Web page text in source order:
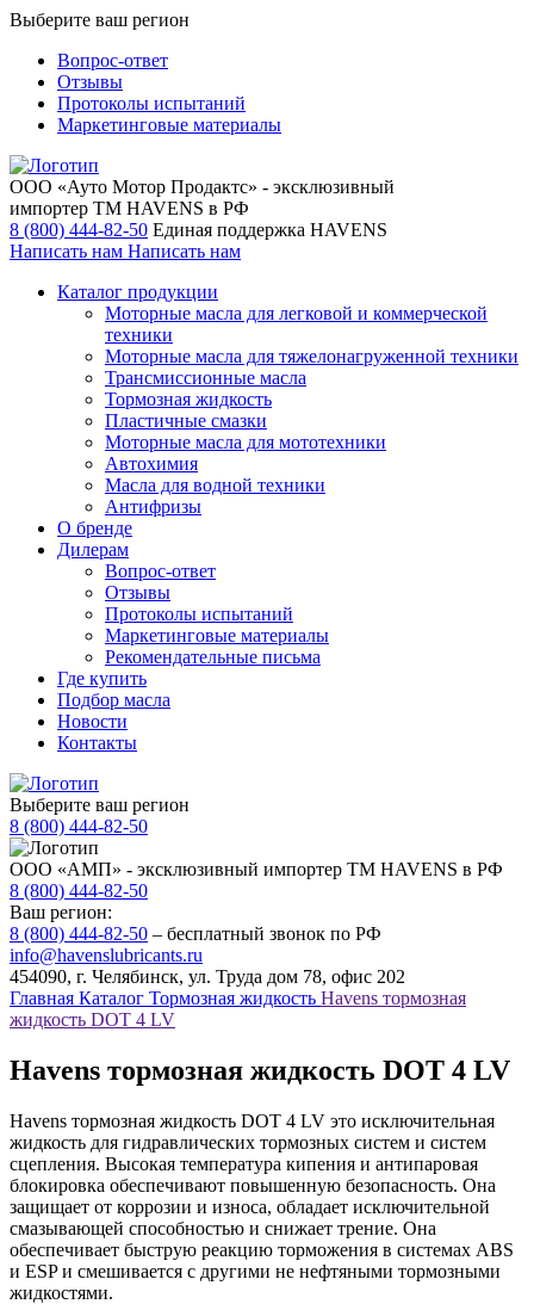
Выберите ваш регион
Вопрос-ответ
Отзывы
Протоколы испытаний
Маркетинговые материалы
ООО «Ауто Мотор Продактс» - эксклюзивный
импортер ТМ HAVENS в РФ
8 (800) 444-82-50 Единая поддержка HAVENS
Написать нам Написать нам
Каталог продукции
Моторные масла для легковой и коммерческой
техники
Моторные масла для тяжелонагруженной техники
Трансмиссионные масла
Тормозная жидкость
Пластичные смазки
Моторные масла для мототехники
Автохимия
Масла для водной техники
Антифризы
О бренде
Дилерам
Вопрос-ответ
Отзывы
Протоколы испытаний
Маркетинговые материалы
Рекомендательные письма
Где купить
Подбор масла
Новости
Контакты
Выберите ваш регион
8 (800) 444-82-50
ООО «АМП» - эксклюзивный импортер ТМ HAVENS в РФ
8 (800) 444-82-50
Ваш регион:
8 (800) 444-82-50 – бесплатный звонок по РФ
info@havenslubricants.ru
454090, г. Челябинск, ул. Труда дом 78, офис 202
Главная Каталог Тормозная жидкость Havens тормозная
жидкость DOT 4 LV
Havens тормозная жидкость DOT 4 LV
Havens тормозная жидкость DOT 4 LV это исключительная
жидкость для гидравлических тормозных систем и систем
сцепления. Высокая температура кипения и антипаровая
блокировка обеспечивают повышенную безопасность. Она
защищает от коррозии и износа, обладает исключительной
смазывающей способностью и снижает трение. Она
обеспечивает быструю реакцию торможения в системах ABS
и ESP и смешивается с другими не нефтяными тормозными
жидкостями.